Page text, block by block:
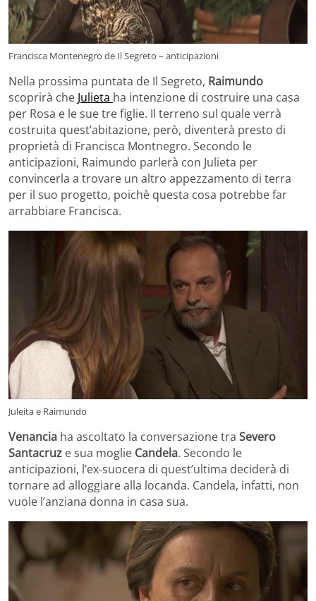
Francisca Montenegro de Il Segreto – anticipazioni
Nella prossima puntata de Il Segreto, Raimundo
scoprirà che Julieta ha intenzione di costruire una casa
per Rosa e le sue tre figlie. Il terreno sul quale verrà
costruita quest’abitazione, però, diventerà presto di
proprietà di Francisca Montnegro. Secondo le
anticipazioni, Raimundo parlerà con Julieta per
convincerla a trovare un altro appezzamento di terra
per il suo progetto, poichè questa cosa potrebbe far
arrabbiare Francisca.
Juleita e Raimundo
Venancia ha ascoltato la conversazione tra Severo
Santacruz e sua moglie Candela. Secondo le
anticipazioni, l’ex-suocera di quest’ultima deciderà di
tornare ad alloggiare alla locanda. Candela, infatti, non
vuole l’anziana donna in casa sua.